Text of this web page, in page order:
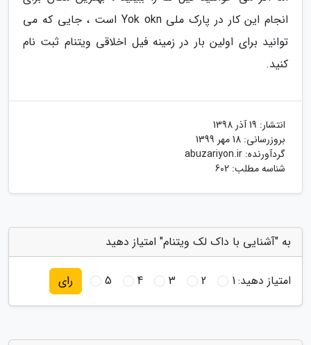
انجام این کار در پارک ملی Yok okn است ، جایی که می
توانید برای اولین بار در زمینه فیل اخلاقی ویتنام ثبت نام
کنید.
انتشار: 19 آذر 1398
بروزرسانی: 18 مهر 1399
گردآورنده: abuzariyon.ir
شناسه مطلب: 602
به "آشنایی با داک لک ویتنام" امتیاز دهید
امتیاز دهید:1
2
3
4
5 رای